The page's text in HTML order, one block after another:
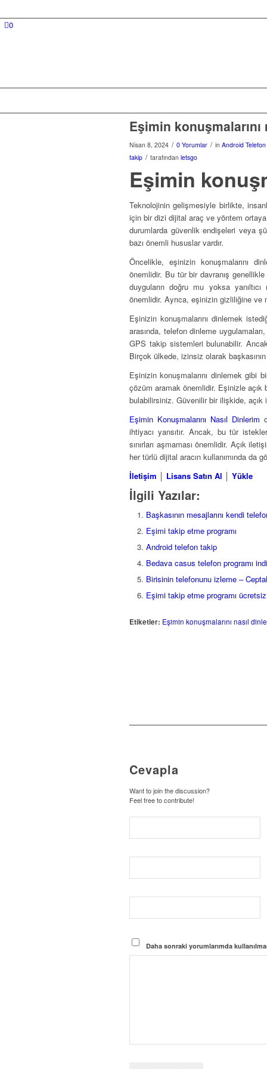
0
Eşimin
Nisan 8, 2024 / 0 Yorumlar / in Android
takip / tarafından letsgo
Eşimin
Teknolojinin gelişmesiyle birlikte,
için bir dizi dijital araç ve yöntem ortaya
durumlarda güvenlik endişeleri veya
bazı önemli hususlar vardır.
Öncelikle, eşinizin konuşmalarını
önemlidir. Bu tür bir davranış
duyguların doğru mu yoksa
önemlidir. Ayrıca, eşinizin gizliliğine
Eşinizin konuşmalarını dinlemek
arasında, telefon dinleme
GPS takip sistemleri bulunabilir.
Birçok ülkede, izinsiz olarak
Eşinizin konuşmalarını dinlemek gibi
çözüm aramak önemlidir. Eşinizle
bulabilirsiniz. Güvenilir bir ilişkide, açık
Eşimin Konuşmalarını Nasıl Dinlerim
ihtiyacı yansıtır. Ancak, bu tür
sınırları aşmaması önemlidir. Açık
her türlü dijital aracın kullanımında da
İletişim
Lisans Satın Al Yükle
İlgili Yazılar:
Başkasının mesajlarını kendi
Eşimi takip etme programı
Android telefon takip
Bedava casus telefon programı
Birisinin telefonunu izleme –
Eşimi takip etme programı ücretsiz
Etiketler: Eşimin konuşmalarını nasıl
Cevapla
Want to join the discussion?
Feel free to contribute!
Daha sonraki yorumlarımda